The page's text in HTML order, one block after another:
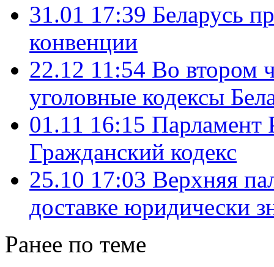
31.01 17:39 Беларусь
конвенции
22.12 11:54 Во втором
уголовные кодексы
01.11 16:15 Парламент
Гражданский кодекс
25.10 17:03 Верхняя
доставке юридически
Ранее по теме